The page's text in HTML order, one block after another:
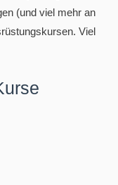
(und viel mehr an
Viel